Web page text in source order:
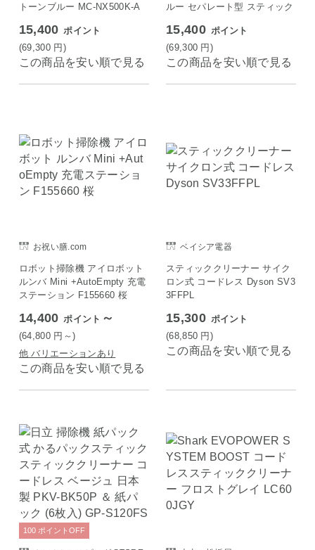
トーンブルー MC-NX500K-A
15,400 ポイント
(69,300 円 )
この商品を安い順で見る
ルー セパレート型 スティック
15,400 ポイント
(69,300 円 )
この商品を安い順で見る
お祝い膳.com
ロボット掃除機 アイロボット
ルンバ Mini +AutoEmpty 充電
ステーション F155660 桜
14,400 ポイント ～
(64,800 円 ～)
他 バリエーションあり
この商品を安い順で見る
ベイシア電器
スティッククリーナー サイク
ロン式 コードレス Dyson SV3
3FFPL
15,300 ポイント
(68,850 円 )
この商品を安い順で見る
100 ポイント OFF